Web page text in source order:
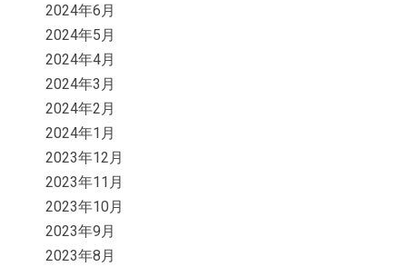
2024年6月
2024年5月
2024年4月
2024年3月
2024年2月
2024年1月
2023年12月
2023年11月
2023年10月
2023年9月
2023年8月